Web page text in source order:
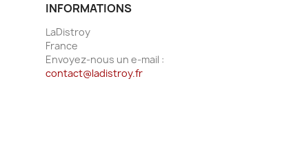
INFORMATIONS
LaDistroy
France
Envoyez-nous un e-mail :
contact@ladistroy.fr